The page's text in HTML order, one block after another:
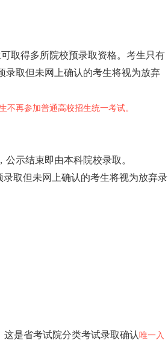
取得多所院校预录取资格。考生只有
录取但未网上确认的考生将视为放弃
不再参加普通高校招生统一考试。
示结束即由本科院校录取。
取但未网上确认的考生将视为放弃录
这是省考试院分类考试录取确认唯一入